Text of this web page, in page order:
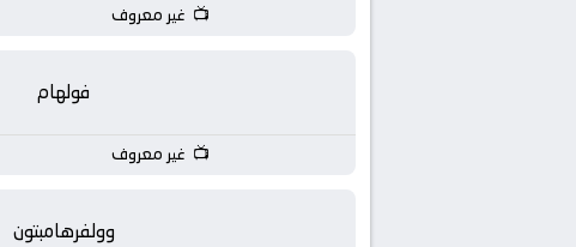
غير معروف
فولهام
غير معروف
وولفرهامبتون